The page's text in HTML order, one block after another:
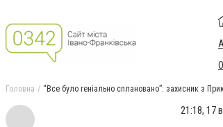
Головна “Все було геніально сплановано”: захисник з
21:18, 17